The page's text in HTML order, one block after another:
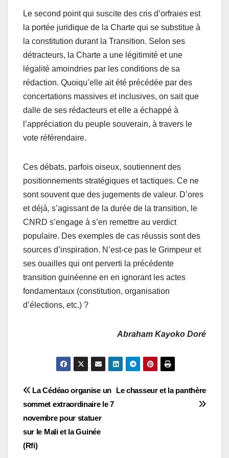
Le second point qui suscite des cris d’orfraies est
la portée juridique de la Charte qui se substitue à
la constitution durant la Transition. Selon ses
détracteurs, la Charte a une légitimité et une
légalité amoindries par les conditions de sa
rédaction. Quoiqu’elle ait été précédée par des
concertations massives et inclusives, on sait que
dalle de ses rédacteurs et elle a échappé à
l’appréciation du peuple souverain, à travers le
vote référendaire.
Ces débats, parfois oiseux, soutiennent des
positionnements stratégiques et tactiques. Ce ne
sont souvent que des jugements de valeur. D’ores
et déjà, s’agissant de la durée de la transition, le
CNRD s’engage à s’en remettre au verdict
populaire. Des exemples de cas réussis sont des
sources d’inspiration. N’est-ce pas le Grimpeur et
ses ouailles qui ont perverti la précédente
transition guinéenne en en ignorant les actes
fondamentaux (constitution, organisation
d’élections, etc.) ?
Abraham Kayoko Doré
Navigation
de
l’article
Le chasseur et la panthère
La Cédéao organise un
sommet extraordinaire le 7
novembre pour statuer
sur le Mali et la Guinée
(Rfi)